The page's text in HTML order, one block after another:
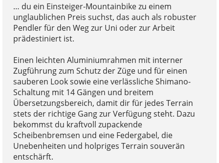
… du ein Einsteiger-Mountainbike zu einem
unglaublichen Preis suchst, das auch als robuster
Pendler für den Weg zur Uni oder zur Arbeit
prädestiniert ist.
Einen leichten Aluminiumrahmen mit interner
Zugführung zum Schutz der Züge und für einen
sauberen Look sowie eine verlässliche Shimano-
Schaltung mit 14 Gängen und breitem
Übersetzungsbereich, damit dir für jedes Terrain
stets der richtige Gang zur Verfügung steht. Dazu
bekommst du kraftvoll zupackende
Scheibenbremsen und eine Federgabel, die
Unebenheiten und holpriges Terrain souverän
entschärft.